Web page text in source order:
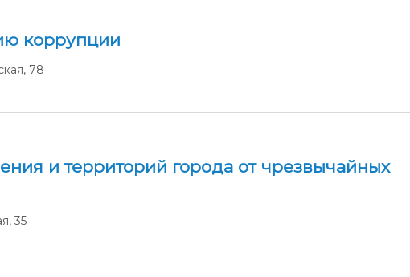
коррупции
78
и территорий города от чрезвычайных
35